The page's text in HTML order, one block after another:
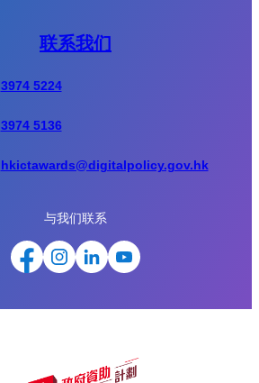
联系我们
3974 5224
3974 5136
hkictawards@digitalpolicy.gov.hk
与我们联系